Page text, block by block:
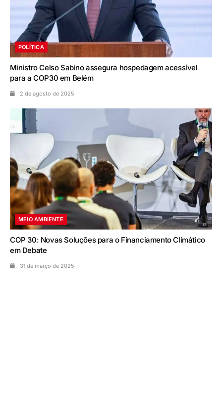
POLÍTICA
Ministro Celso Sabino assegura hospedagem acessível
para a COP30 em Belém
2 de agosto de 2025
MEIO AMBIENTE
COP 30: Novas Soluções para o Financiamento Climático
em Debate
31 de março de 2025